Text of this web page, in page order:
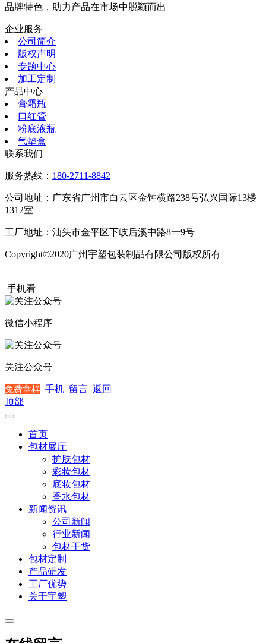
品牌特色，助力产品在市场中脱颖而出
企业服务
公司简介
版权声明
专题中心
加工定制
产品中心
膏霜瓶
口红管
粉底液瓶
气垫盒
联系我们
服务热线： 180-2711-8842
公司地址：广东省广州市白云区金钟横路238号弘兴国际13楼
1312室
工厂地址：汕头市金平区下岐后溪中路8一9号
Copyright©2020广州宇塑包装制品有限公司版权所有
手机看
微信小程序
关注公众号
免费拿样 手机 留言 返回
顶部
首页
包材展厅
护肤包材
彩妆包材
底妆包材
香水包材
新闻资讯
公司新闻
行业新闻
包材干货
包材定制
产品研发
工厂优势
关于宇塑